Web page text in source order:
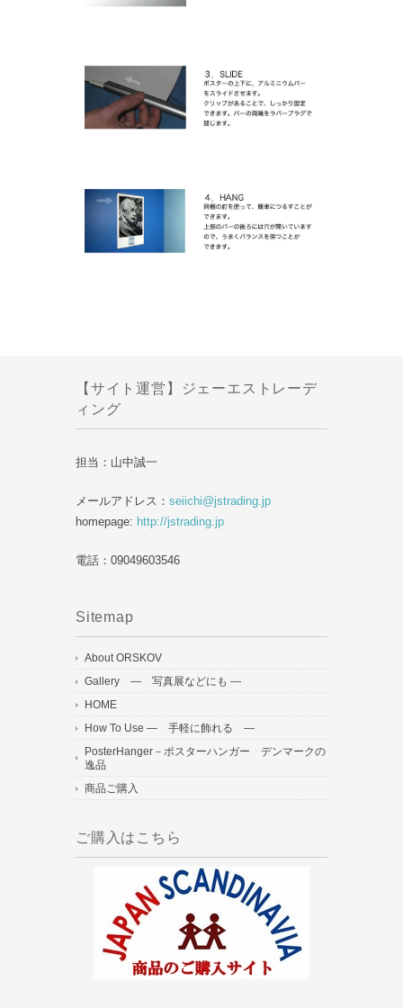
【サイト運営】ジェーエストレーデ
ィング
担当：山中誠一
メールアドレス： seiichi@jstrading.jp
homepage: http://jstrading.jp
電話：09049603546
Sitemap
About ORSKOV
Gallery ― 写真展などにも ―
HOME
How To Use ― 手軽に飾れる ―
PosterHanger－ポスターハンガー デンマークの
逸品
商品ご購入
ご購入はこちら